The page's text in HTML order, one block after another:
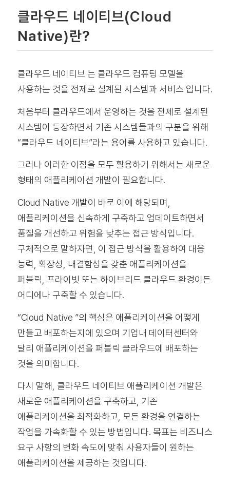
클라우드 네이티브(Cloud
Native)란?
클라우드 네이티브 는 클라우드 컴퓨팅 모델을
사용하는 것을 전제로 설계된 시스템과 서비스 입니다.
처음부터 클라우드에서 운영하는 것을 전제로 설계된
시스템이 등장하면서 기존 시스템들과의 구분을 위해
“클라우드 네이티브”라는 용어를 사용하고 있습니다.
그러나 이러한 이점을 모두 활용하기 위해서는 새로운
형태의 애플리케이션 개발이 필요합니다.
Cloud Native 개발이 바로 이에 해당되며,
애플리케이션을 신속하게 구축하고 업데이트하면서
품질을 개선하고 위험을 낮추는 접근 방식입니다.
구체적으로 말하자면, 이 접근 방식을 활용하여 대응
능력, 확장성, 내결함성을 갖춘 애플리케이션을
퍼블릭, 프라이빗 또는 하이브리드 클라우드 환경이든
어디에나 구축할 수 있습니다.
“Cloud Native ”의 핵심은 애플리케이션을 어떻게
만들고 배포하는지에 있으며 기업내 데이터센터와
달리 애플리케이션을 퍼블릭 클라우드에 배포하는
것을 의미합니다.
다시 말해, 클라우드 네이티브 애플리케이션 개발은
새로운 애플리케이션을 구축하고, 기존
애플리케이션을 최적화하고, 모든 환경을 연결하는
작업을 가속화할 수 있는 방법입니다. 목표는 비즈니스
요구 사항의 변화 속도에 맞춰 사용자들이 원하는
애플리케이션을 제공하는 것입니다.